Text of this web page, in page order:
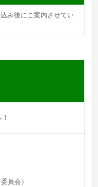
み後にご案内させてい
員会）